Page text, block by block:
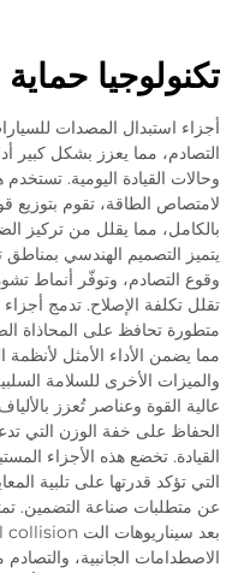
تكنولوجيا حماية
أجزاء استبدال المصدات
التصادم، مما يعزز بشكل كبير
وحالات القيادة اليومية.
بالكامل، مما يقلل من تركيز
يتميز التصميم الهندسي بمناطق
وقوع التصادم، وتوفّر أنماط
تقلل تكلفة الإصلاح. تدمج
متطورة تحافظ على المحاذاة
مما يضمن الأداء الأمثل لأنظمة
والميزات الأخرى للسلامة
عالية القوة وعناصر تُعزز
الحفاظ على خفة الوزن التي
القيادة. تخضع هذه الأجزاء
التي تؤكد قدرتها على تلبية
الاصطدامات الجانبية،